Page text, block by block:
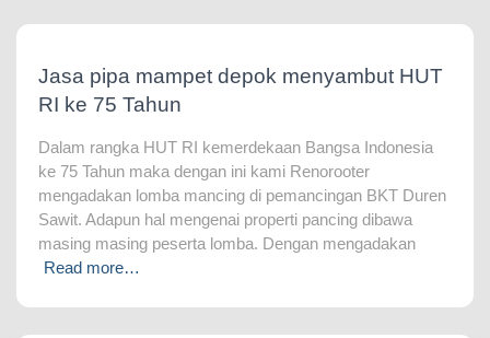
Jasa pipa mampet depok menyambut HUT
RI ke 75 Tahun
Dalam rangka HUT RI kemerdekaan Bangsa Indonesia
ke 75 Tahun maka dengan ini kami Renorooter
mengadakan lomba mancing di pemancingan BKT Duren
Sawit. Adapun hal mengenai properti pancing dibawa
masing masing peserta lomba. Dengan mengadakan
Read more…